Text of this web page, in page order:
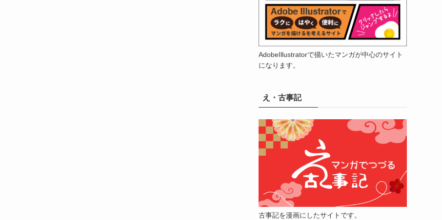
AdobeIllustratorで描いたマンガが中心のサイト
になります。
え・古事記
古事記を漫画にしたサイトです。